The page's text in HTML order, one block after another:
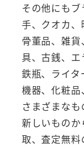
その他にも
手、クオカ、
骨董品、雑
具、古銭、エ
鉄瓶、ライ
機器、化粧
さまざまなも
新しいもの
取、査定無